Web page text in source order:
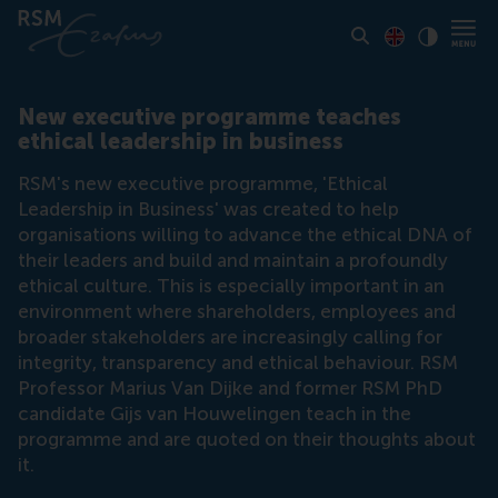
New executive programme teaches
ethical leadership in business
RSM's new executive programme, 'Ethical
Leadership in Business' was created to help
organisations willing to advance the ethical DNA of
their leaders and build and maintain a profoundly
ethical culture. This is especially important in an
environment where shareholders, employees and
broader stakeholders are increasingly calling for
integrity, transparency and ethical behaviour. RSM
Professor Marius Van Dijke and former RSM PhD
candidate Gijs van Houwelingen teach in the
programme and are quoted on their thoughts about
it.